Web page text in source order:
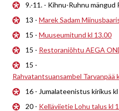
9.-11. - Kihnu-Ruhnu mängud
13 - Marek Sadam
15 - Muuseumitund kl 13.00
15 - Restoraniõhtu AEGA
15 -
Rahvatantsuansambel Tarvanpää
16 - Jumalateenistus kirikus
20 - Kelläviietie Lohu talus kl